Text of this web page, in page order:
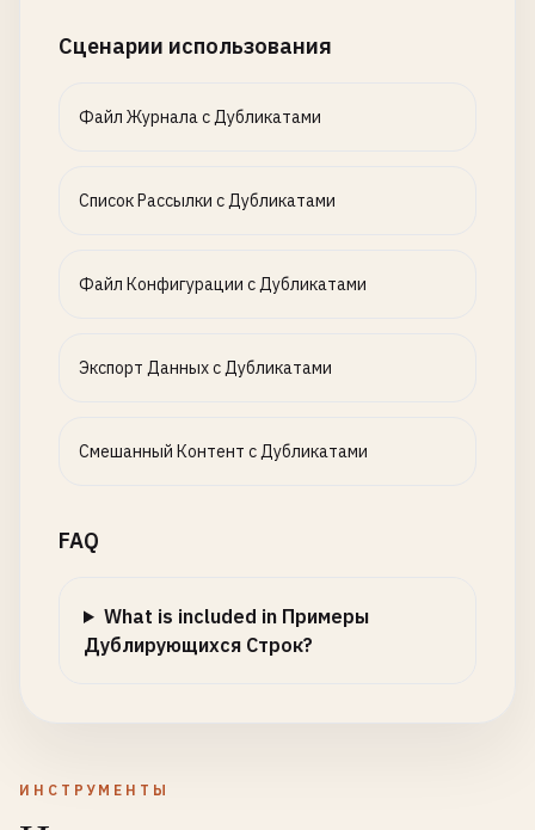
Сценарии использования
Файл Журнала с Дубликатами
Список Рассылки с Дубликатами
Файл Конфигурации с Дубликатами
Экспорт Данных с Дубликатами
Смешанный Контент с Дубликатами
FAQ
What is included in Примеры
Дублирующихся Строк?
ИНСТРУМЕНТЫ